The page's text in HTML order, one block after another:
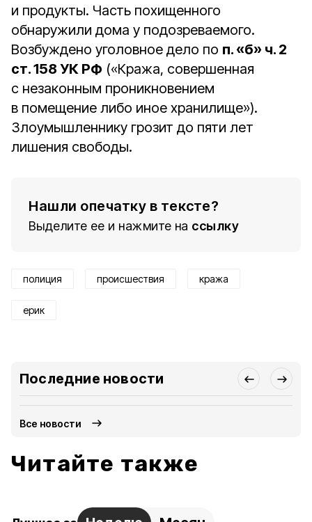
и продукты. Часть похищенного
обнаружили дома у подозреваемого.
Возбуждено уголовное дело по п. «б» ч. 2
ст. 158 УК РФ («Кража, совершенная
с незаконным проникновением
в помещение либо иное хранилище»).
Злоумышленнику грозит до пяти лет
лишения свободы.
Нашли опечатку в тексте?
Выделите ее и нажмите на ссылку
полиция происшествия кража
ерик
Последние новости
Все новости
Читайте также